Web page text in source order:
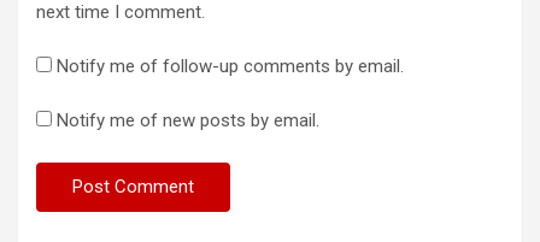
next time I comment.
Notify me of follow-up comments by email.
Notify me of new posts by email.